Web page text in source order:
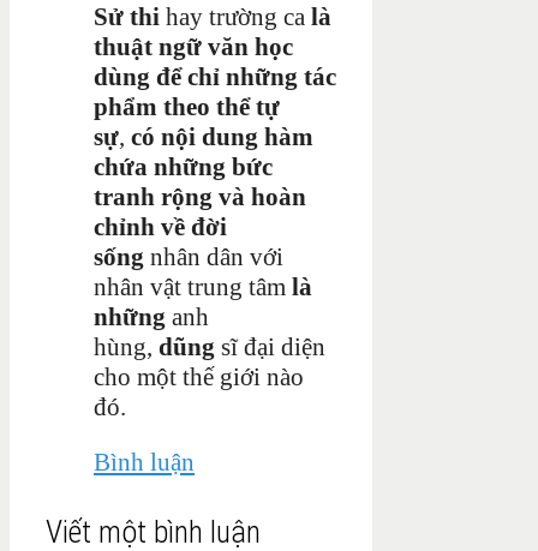
Sử thi hay trường ca là
thuật ngữ văn học
dùng để chỉ những tác
phẩm theo thể tự
sự, có nội dung hàm
chứa những bức
tranh rộng và hoàn
chỉnh về đời
sống nhân dân với
nhân vật trung tâm là
những anh
hùng, dũng sĩ đại diện
cho một thế giới nào
đó.
Bình luận
Viết một bình luận